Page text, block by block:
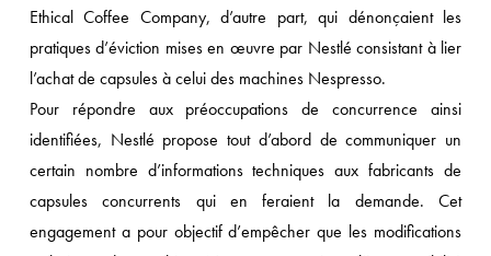
Ethical Coffee Company, d’autre part, qui dénonçaient les
pratiques d’éviction mises en œuvre par Nestlé consistant à lier
l’achat de capsules à celui des machines Nespresso.
Pour répondre aux préoccupations de concurrence ainsi
identifiées, Nestlé propose tout d’abord de communiquer un
certain nombre d’informations techniques aux fabricants de
capsules concurrents qui en feraient la demande. Cet
engagement a pour objectif d’empêcher que les modifications